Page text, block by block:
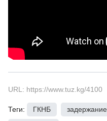
URL: https://www.tuz.kg/4100
Теги: ГКНБ задержание